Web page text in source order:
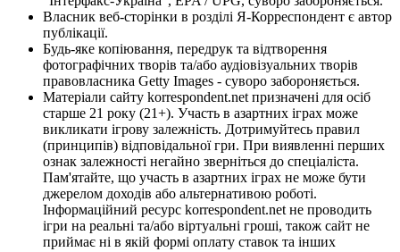
Власник веб-сторінки в розділі Я-Корреспондент є автор
публікації.
Будь-яке копіювання, передрук та відтворення
фотографічних творів та/або аудіовізуальних творів
правовласника Getty Images - суворо забороняється.
Матеріали сайту korrespondent.net призначені для осіб
старше 21 року (21+). Участь в азартних іграх може
викликати ігрову залежність. Дотримуйтесь правил
(принципів) відповідальної гри. При виявленні перших
ознак залежності негайно зверніться до спеціаліста.
Пам'ятайте, що участь в азартних іграх не може бути
джерелом доходів або альтернативою роботі.
Інформаційний ресурс korrespondent.net не проводить
ігри на реальні та/або віртуальні гроші, також сайт не
приймає ні в якій формі оплату ставок та інших